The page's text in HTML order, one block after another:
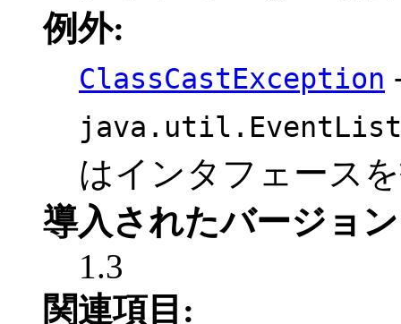
例外:
ClassCastException
はインタフェース
導入されたバージョ
1.3
関連項目: